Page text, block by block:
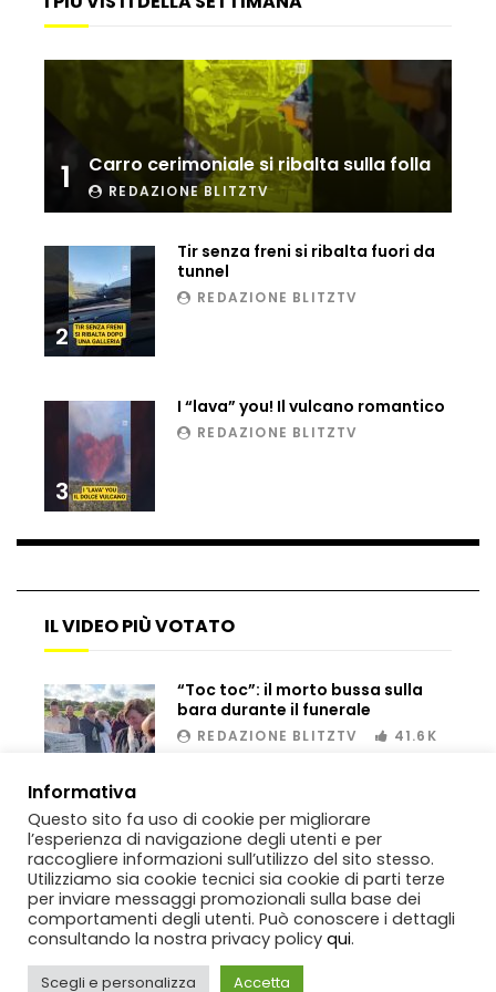
Maltempo, il ristorante di Antonia
Klugmann sott’acqua
Frana travolge casa a Cormons: il video
girato dal ragazzo disperso prima del
Camera, seduta sospesa per un malore
del deputato Tabacci
Cinque colpi in tre giorni a Milano: le
immagini che lo tradiscono
chiude in 4 ore e 10: “Up and down for
Ingresso da film a Taormina: lo sposo
Incendio nel Vicentino, in fumo un
Il sindaco Silvia Salis porta in aula gli
insulti sessisti che riceve
Notte incantata a Selva di Val Gardena,
la prima neve trasforma il paese
1 Carro cerimoniale si ribalta sulla folla
REDAZIONE BLITZTV
2
Tir senza freni si ribalta fuori da
tunnel
REDAZIONE BLITZTV
3
I “lava” you! Il vulcano romantico
REDAZIONE BLITZTV
IL VIDEO PIÙ VOTATO
00:02
“Toc toc”: il morto bussa sulla
bara durante il funerale
REDAZIONE BLITZTV 41.6K
Informativa
Questo sito fa uso di cookie per migliorare
l’esperienza di navigazione degli utenti e per
raccogliere informazioni sull’utilizzo del sito stesso.
Utilizziamo sia cookie tecnici sia cookie di parti terze
per inviare messaggi promozionali sulla base dei
comportamenti degli utenti. Può conoscere i dettagli
consultando la nostra privacy policy qui.
Scegli e personalizza Accetta